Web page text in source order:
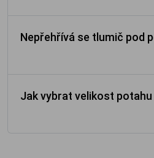
Nepřehřívá se tlumič pod
Jak vybrat velikost